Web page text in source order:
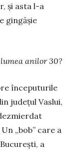
și asta l-a
gingășie
anilor 30?
în­ceputurile
județul Vaslui,
„bob” care a
a